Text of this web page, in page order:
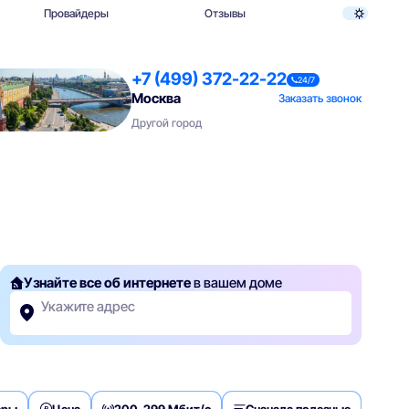
Провайдеры Отзывы
+7 (499) 372-22-22 24/7
Москва
Заказать звонок
Другой город
Узнайте все об интернетев вашем доме
Укажите адрес